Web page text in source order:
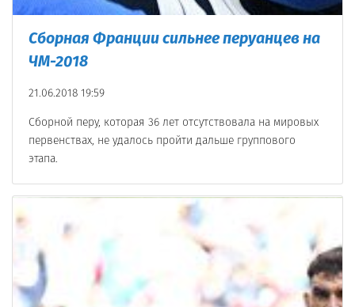
Сборная Франции сильнее перуанцев на
ЧМ-2018
21.06.2018 19:59
Сборной перу, которая 36 лет отсутствовала на мировых
первенствах, не удалось пройти дальше группового
этапа.